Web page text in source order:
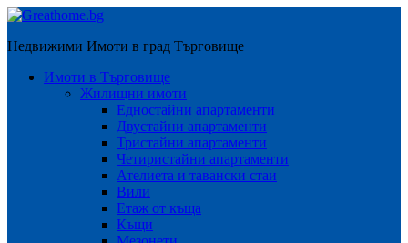
Недвижими Имоти в град Търговище
Имоти в Търговище
Жилищни имоти
Едностайни апартаменти
Двустайни апартаменти
Тристайни апартаменти
Четиристайни апартаменти
Ателиета и тавански стаи
Вили
Етаж от къща
Къщи